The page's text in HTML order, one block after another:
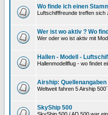
Wo finde ich einen
Luftschifffreunde treffen
Wer ist wo aktiv ? Wo
Wer oder wo ist aktiv mit
Hallen - Modell -
Hallenmodellflug - wo findet
Airship: Quellenangaben
Weltweit fahren 5 Airship
SkyShip 500